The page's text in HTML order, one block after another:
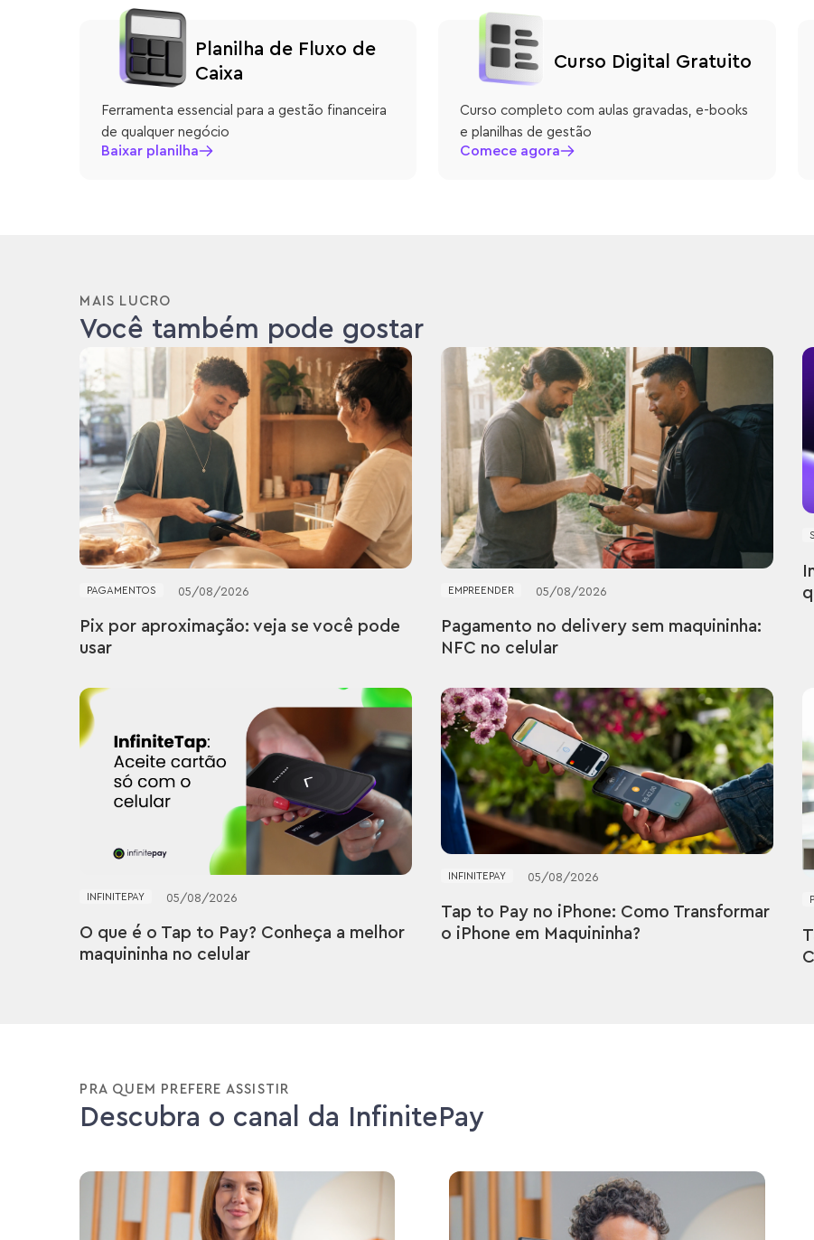
Planilha de Fluxo de
Caixa
Ferramenta essencial para a gestão financeira
de qualquer negócio
Baixar planilha
Curso Digital Gratuito
Curso completo com aulas gravadas, e-books
e planilhas de gestão
Comece agora
MAIS LUCRO
Você também pode gostar
PAGAMENTOS 05/08/2026
Pix por aproximação: veja se você pode
usar
EMPREENDER 05/08/2026
Pagamento no delivery sem maquininha:
NFC no celular
INFINITEPAY 05/08/2026
O que é o Tap to Pay? Conheça a melhor
maquininha no celular
INFINITEPAY 05/08/2026
Tap to Pay no iPhone: Como Transformar
o iPhone em Maquininha?
PRA QUEM PREFERE ASSISTIR
Descubra o canal da InfinitePay